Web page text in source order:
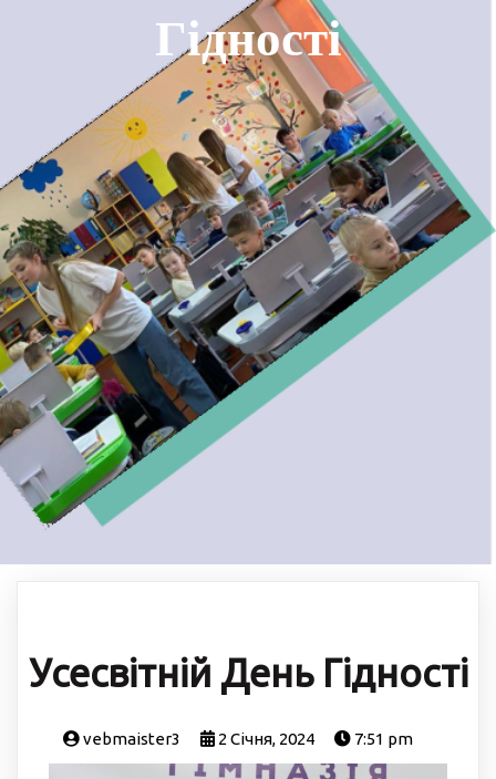
Гідності
Усесвітній День Гідності
vebmaister3 2 Січня, 2024 7:51 pm